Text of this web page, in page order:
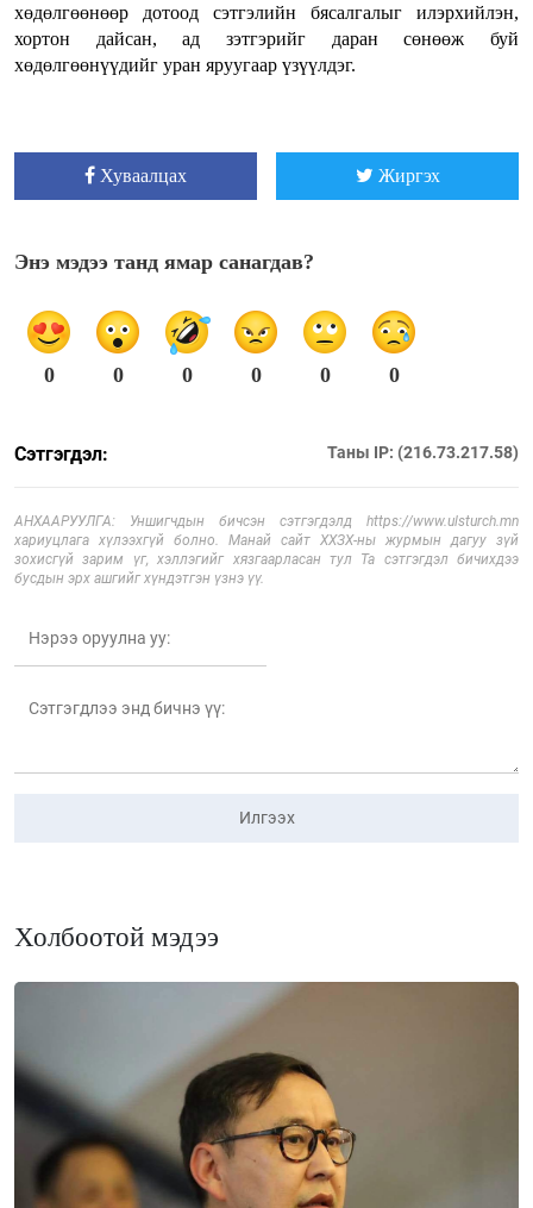
хөдөлгөөнөөр дотоод сэтгэлийн бясалгалыг илэрхийлэн,
хортон дайсан, ад зэтгэрийг даран сөнөөж буй
хөдөлгөөнүүдийг уран яруугаар үзүүлдэг.
Хуваалцах Жиргэх
Энэ мэдээ танд ямар санагдав?
0 0 0 0 0 0
Сэтгэгдэл: Таны IP: (216.73.217.58)
АНХААРУУЛГА: Уншигчдын бичсэн сэтгэгдэлд https://www.ulsturch.mn
хариуцлага хүлээхгүй болно. Манай сайт ХХЗХ-ны журмын дагуу зүй
зохисгүй зарим үг, хэллэгийг хязгаарласан тул Та сэтгэгдэл бичихдээ
бусдын эрх ашгийг хүндэтгэн үзнэ үү.
Илгээх
Холбоотой мэдээ